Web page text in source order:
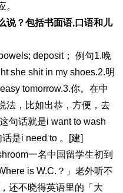
。
说？包括书面语,口语和儿
deposit； 例句1.晚
she shit in my shoes.2.明
tomorrow.3.你。在中
法，比如出恭，方便，去
句话就是i want to wash
是i need to 。[建]
一名中国留学生初到
is W.C.？」老外听不
还不晓得英语里的「大